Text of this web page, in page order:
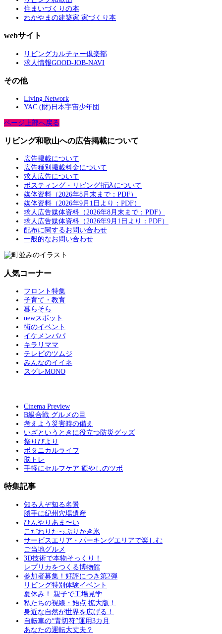
住まいづくりの本
わかやまの建築家 家づくり本
webサイト
リビングカルチャー倶楽部
求人情報GOOD-JOB-NAVI
その他
Living Network
YAC (財)日本宇宙少年団
ページ上部へ戻る
リビング和歌山への広告掲載について
広告掲載について
広告種別掲載料金について
求人広告について
ポスティング・リビング折込について
媒体資料（2026年8月末まで：PDF）
媒体資料（2026年9月1日より：PDF）
求人広告媒体資料（2026年8月末まで：PDF）
求人広告媒体資料（2026年9月1日より：PDF）
配布に関するお問い合わせ
一般的なお問い合わせ
人気コーナー
フロント特集
子育て・教育
暮らそら
newスポット
街のイベント
イケメンパパ
キラリママ
テレビのツムジ
みんなのイイネ
スグレMONO
Cinema Preview
B級合戦 グルメの目
考えよう災害時の備え
いざというときに役立つ防災グッズ
祭りびより
ボタニカルライフ
脳トレ
手軽にセルフケア 癒やしのツボ
特集記事
知る人ぞ知る名景
勝手に紀州穴場遺産
ひんやりあま〜い
こだわりたっぷりかき氷
サービスエリア・パーキングエリアで楽しむ
ご当地グルメ
3D技術で本物そっくり！
レプリカをつくる博物館
参加者募集！好評につき第2弾
リビング特別体験イベント
夏休み！ 親子で工場見学
私たちの視線・始点 拡大版！
身近な自然が世界を広げる！
自転車の“青切符”運用3カ月
あなたの運転大丈夫？